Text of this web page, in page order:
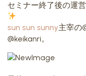
セミナー終了後の運
sun sun sunny主宰の
@keikanri。